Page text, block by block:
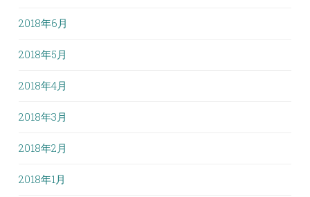
2018年6月
2018年5月
2018年4月
2018年3月
2018年2月
2018年1月